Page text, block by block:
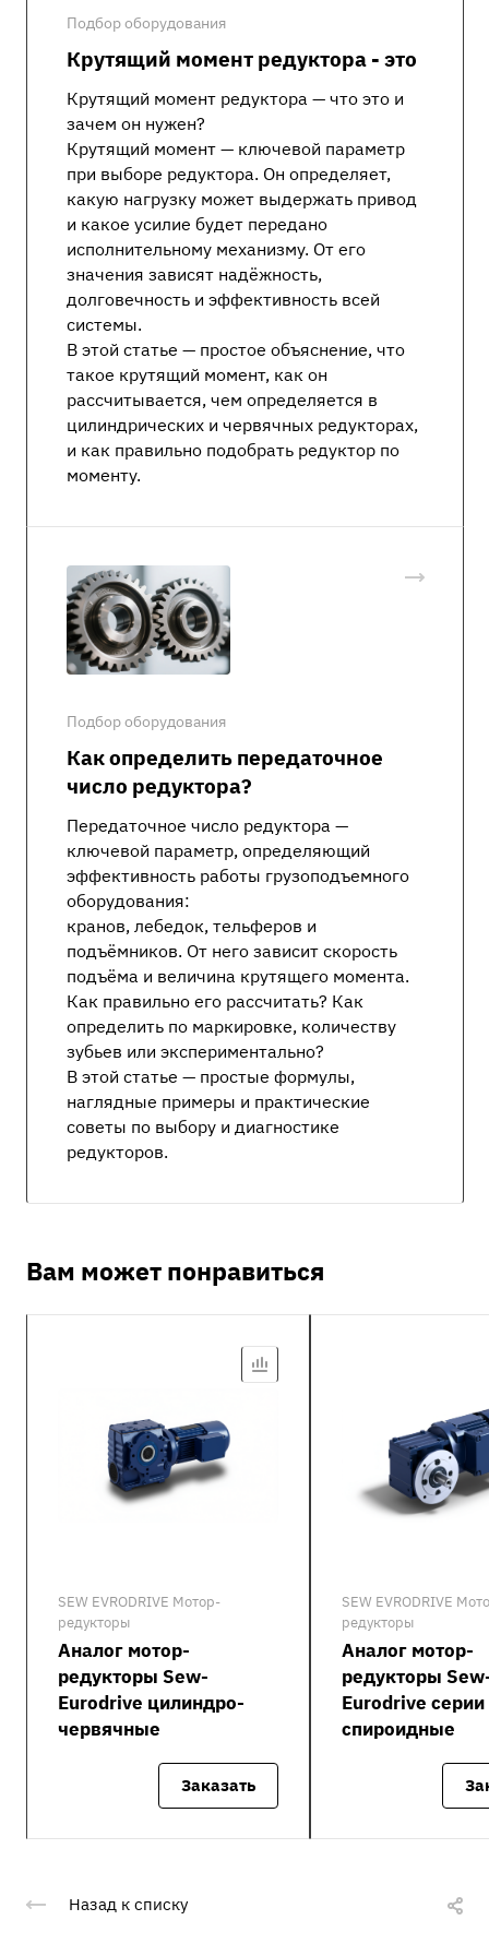
Подбор оборудования
Крутящий момент редуктора - это
Крутящий момент редуктора — что это и
зачем он нужен?
Крутящий момент — ключевой параметр
при выборе редуктора. Он определяет,
какую нагрузку может выдержать привод
и какое усилие будет передано
исполнительному механизму. От его
значения зависят надёжность,
долговечность и эффективность всей
системы.
В этой статье — простое объяснение, что
такое крутящий момент, как он
рассчитывается, чем определяется в
цилиндрических и червячных редукторах,
и как правильно подобрать редуктор по
моменту.
Подбор оборудования
Как определить передаточное
число редуктора?
Передаточное число редуктора —
ключевой параметр, определяющий
эффективность работы грузоподъемного
оборудования:
кранов, лебедок, тельферов и
подъёмников. От него зависит скорость
подъёма и величина крутящего момента.
Как правильно его рассчитать? Как
определить по маркировке, количеству
зубьев или экспериментально?
В этой статье — простые формулы,
наглядные примеры и практические
советы по выбору и диагностике
редукторов.
Вам может понравиться
SEW EVRODRIVE Мотор-
редукторы
Аналог мотор-
редукторы Sew-
Eurodrive цилиндро-
червячные
Заказать
SEW EVRODRIVE
редукторы
Аналог мотор-
редукторы
Eurodrive серии
спироидные
Назад к списку